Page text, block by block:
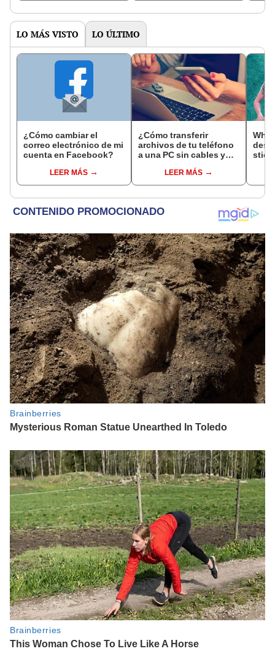
LO MÁS VISTO LO ÚLTIMO
¿Cómo cambiar el
correo electrónico de mi
cuenta en Facebook?
LEER MÁS
¿Cómo transferir
archivos de tu teléfono
a una PC sin cables y
extrañas?LEER MÁS